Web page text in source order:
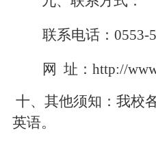
联系电话： 0553-
网 址：http://
十、其他须知： 我校
英语。